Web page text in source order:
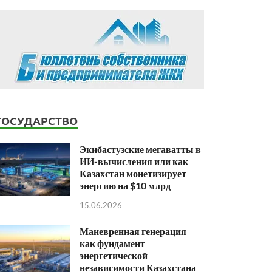
Экибастузские мегаватты в
ИИ-вычисления или как
Казахстан монетизирует
энергию на $10 млрд
15.06.2026
Маневренная генерация
как фундамент
энергетической
независимости Казахстана